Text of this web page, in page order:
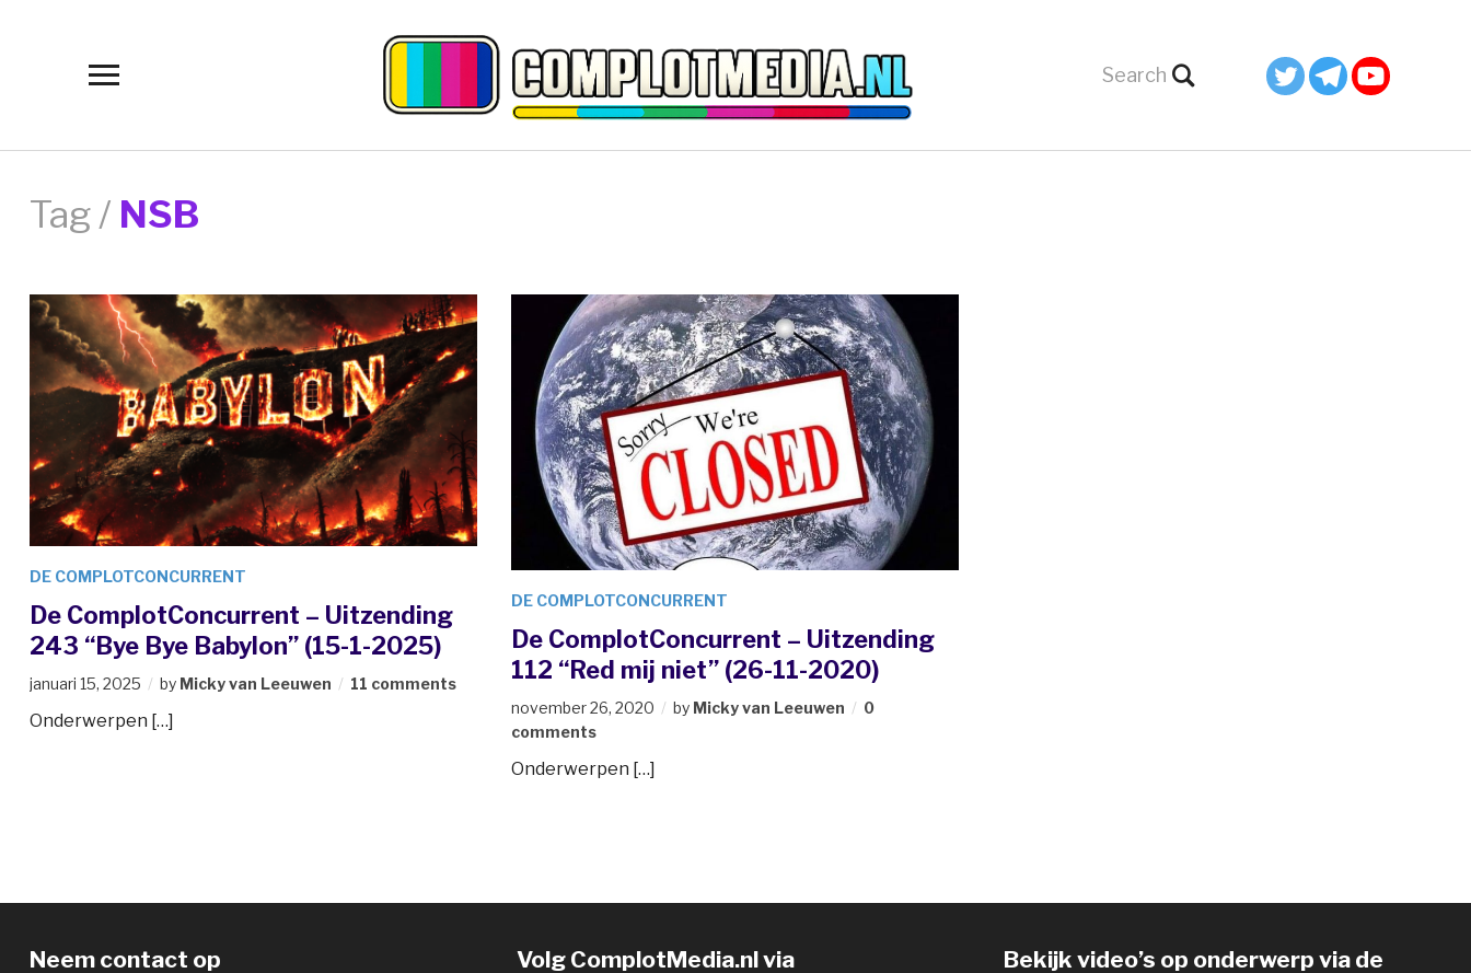
Toggle
Tag / NSB
DE COMPLOTCONCURRENT
De ComplotConcurrent – Uitzending
243 “Bye Bye Babylon” (15-1-2025)
januari 15, 2025 by Micky van Leeuwen 11 comments
Onderwerpen […]
DE COMPLOTCONCURRENT
De ComplotConcurrent – Uitzending
112 “Red mij niet” (26-11-2020)
november 26, 2020 by Micky van Leeuwen
0
comments
Onderwerpen […]
Neem contact op Volg ComplotMedia.nl via
Bekijk video’s op onderwerp via de